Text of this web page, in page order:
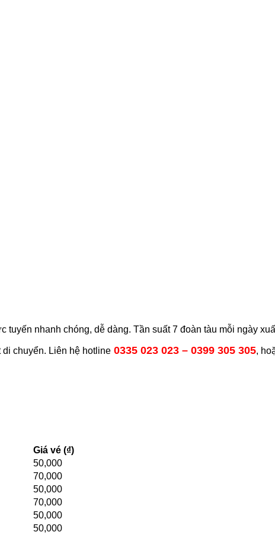
tuyến nhanh chóng, dễ dàng. Tần suất 7 đoàn tàu mỗi ngày
chuyển. Liên hệ hotline 0335 023 023 – 0399 305 305,
Giá vé (₫)
50,000
70,000
50,000
70,000
50,000
50,000